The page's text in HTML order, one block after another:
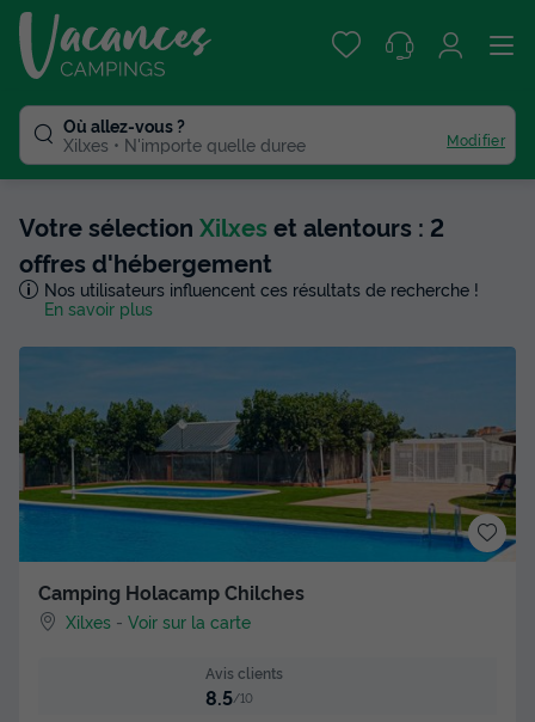
Où allez-vous ?
Xilxes
N'importe quelle duree Modifier
Votre sélection Xilxes et alentours : 2
offres d'hébergement
Nos utilisateurs influencent ces résultats de recherche !
En savoir plus
Camping Holacamp Chilches
Xilxes -Voir sur la carte
Avis clients
8.5/10